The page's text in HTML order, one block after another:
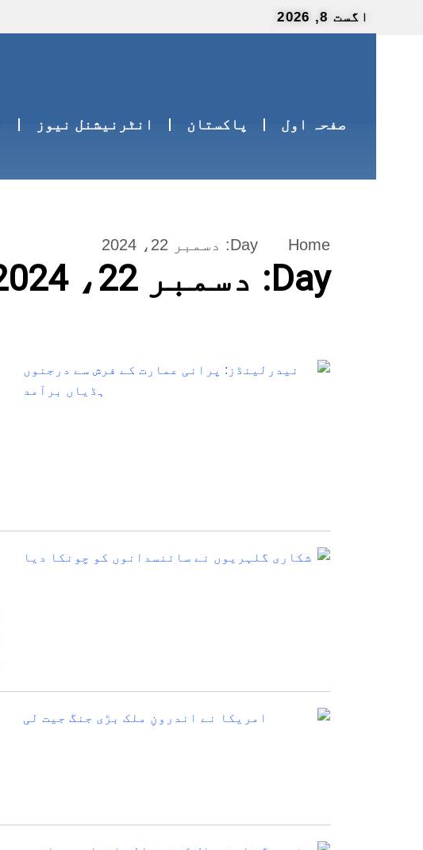
اگست 8, 2026
صفحہ اول پاکستان انٹرنیشنل نیوز
Home
Day: دسمبر 22، 2024
Day: دسمبر 22، 2024